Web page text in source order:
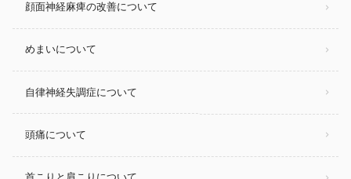
顔面神経麻痺の改善について
めまいについて
自律神経失調症について
頭痛について